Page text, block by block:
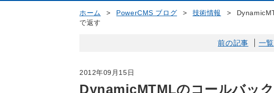
ホーム > PowerCMS ブログ > 技術情報 >
で返す
前の記事 一覧
2012年09月15日
DynamicMTMLのコールバッ